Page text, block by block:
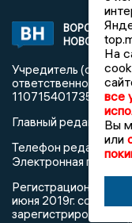
НОВОСТИ
Учредитель
1107154017354)
Главный редактор:
Телефон редакции:
Электронная почта
Регистрационный
июня 2019г. согласно
На
все
Вы
или